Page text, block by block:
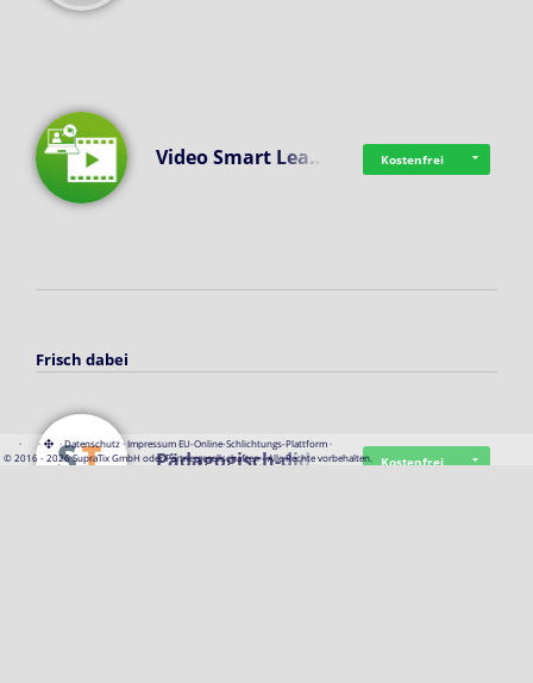
Video Smart Lea… Kostenfrei
Frisch dabei
Pädagogisch-did… Kostenfrei
· · ·Datenschutz·Impressum EU-Online-Schlichtungs-Plattform·
© 2016 - 2026 SupraTix GmbH oder Partnergesellschaften - Alle Rechte vorbehalten.